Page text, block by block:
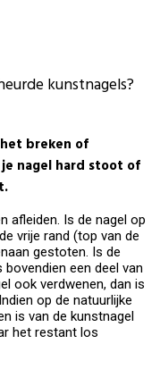
kunstnagels?
breken of
nagel hard stoot of
afleiden. Is de nagel op
vrije rand (top van de
gestoten. Is de
een deel van
ook verdwenen, dan is
op de natuurlijke
is van de kunstnagel
het restant los